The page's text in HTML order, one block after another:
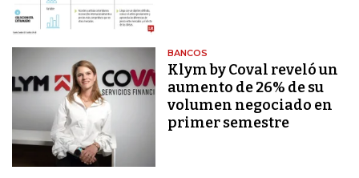
BANCOS
Klym by Coval reveló un
aumento de 26% de su
volumen negociado en
primer semestre